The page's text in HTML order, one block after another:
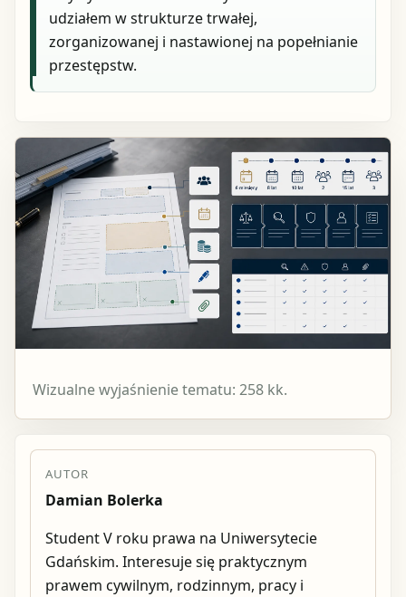
udziałem w strukturze trwałej,
zorganizowanej i nastawionej na popełnianie
przestępstw.
Wizualne wyjaśnienie tematu: 258 kk.
AUTOR
Damian Bolerka
Student V roku prawa na Uniwersytecie
Gdańskim. Interesuje się praktycznym
prawem cywilnym, rodzinnym, pracy i